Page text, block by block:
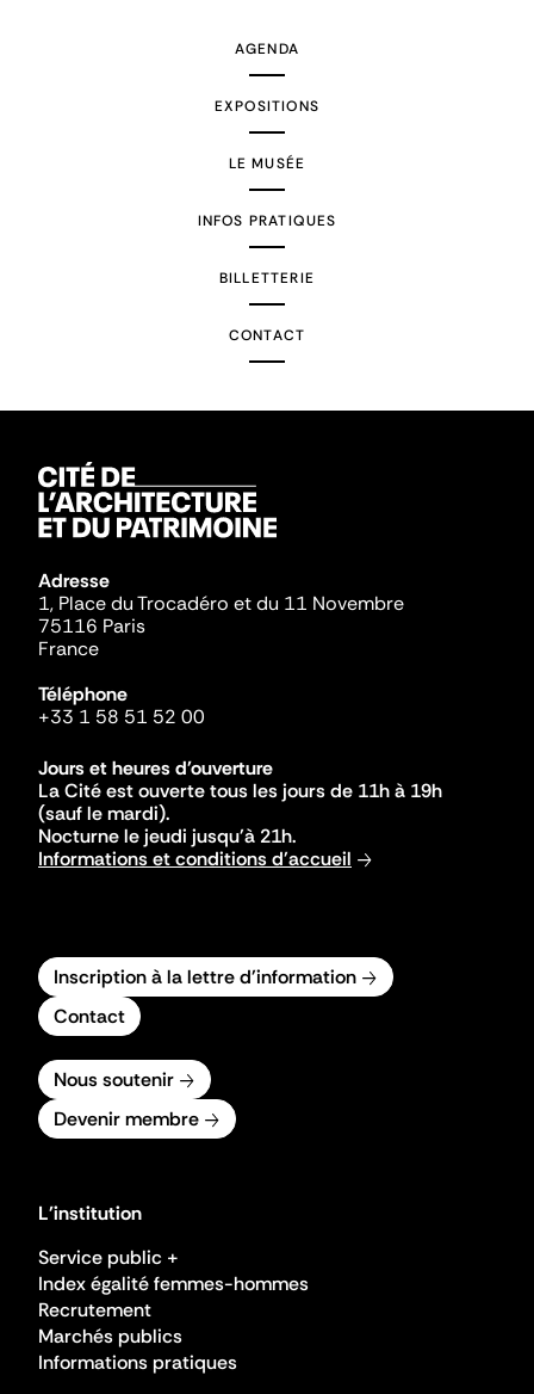
AGENDA
EXPOSITIONS
LE MUSÉE
INFOS PRATIQUES
BILLETTERIE
CONTACT
Adresse
1, Place du Trocadéro et du 11 Novembre
75116 Paris
France
Téléphone
+33 1 58 51 52 00
Jours et heures d'ouverture
La Cité est ouverte tous les jours de 11h à 19h
(sauf le mardi).
Nocturne le jeudi jusqu'à 21h.
Informations et conditions d'accueil
Inscription à la lettre d'information
Contact
Nous soutenir
Devenir membre
L'institution
Service public +
Index égalité femmes-hommes
Recrutement
Marchés publics
Informations pratiques